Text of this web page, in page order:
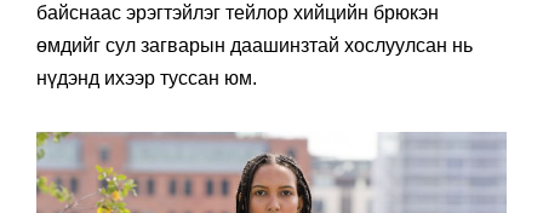
байснаас эрэгтэйлэг тейлор хийцийн брюкэн
өмдийг сул загварын даашинзтай хослуулсан нь
нүдэнд ихээр туссан юм.